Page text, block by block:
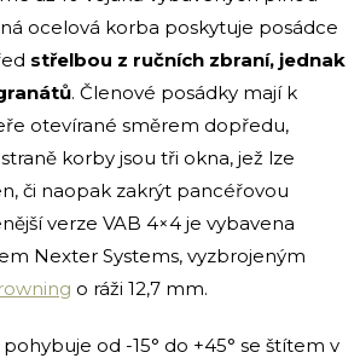
ocelová korba poskytuje posádce
střelbou z ručních zbraní, jednak
. Členové posádky mají k
otevírané směrem dopředu,
korby jsou tři okna, jež lze
či naopak zakrýt pancéřovou
verze VAB 4×4 je vybavena
Nexter Systems, vyzbrojeným
o ráži 12,7 mm.
od -15° do +45° se štítem v